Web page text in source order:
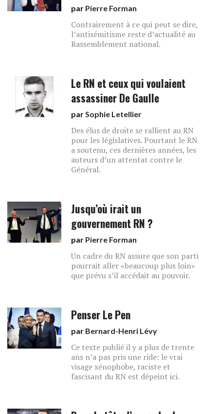
par Pierre Forman
Contrairement à ce qui peut se dire,
l’antisémitisme reste d’actualité au
Rassemblement national.
Le RN et ceux qui voulaient
assassiner De Gaulle
parSophie Letellier
Des élus de droite se rallient au RN
pour les législatives. Pourtant le RN
a soutenu, ces dernières années, les
auteurs d’un attentat contre le
Général.
Jusqu’où irait un
gouvernement RN ?
par Pierre Forman
Un cadre du RN assure que son parti
pourrait aller «beaucoup plus loin»
que prévu s’il accédait au pouvoir.
Penser Le Pen
par Bernard-Henri Lévy
Ce texte publié il y a plus de trente
ans n’a pas pris une ride: le vrai
visage xénophobe, raciste et
fascisant du RN est dépeint ici.